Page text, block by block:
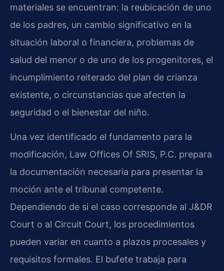
materiales se encuentran: la reubicación de uno
de los padres, un cambio significativo en la
situación laboral o financiera, problemas de
salud del menor o de uno de los progenitores, el
incumplimiento reiterado del plan de crianza
existente, o circunstancias que afecten la
seguridad o el bienestar del niño.
Una vez identificado el fundamento para la
modificación, Law Offices Of SRIS, P.C. prepara
la documentación necesaria para presentar la
moción ante el tribunal competente.
Dependiendo de si el caso corresponde al J&DR
Court o al Circuit Court, los procedimientos
pueden variar en cuanto a plazos procesales y
requisitos formales. El bufete trabaja para